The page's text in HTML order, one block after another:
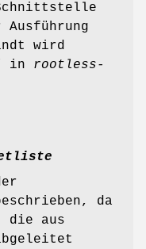
Schnittstelle
wird
in rootless-
da
die aus